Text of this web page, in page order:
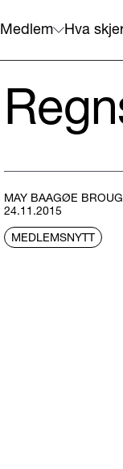
Medlem Hva
MAY BAAGØE
24.11.2015
MEDLEMSNYTT